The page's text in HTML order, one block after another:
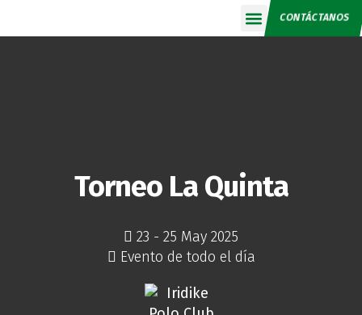
CONTÁCTANOS
Torneo La Quinta
23 - 25 May 2025
Evento de todo el día